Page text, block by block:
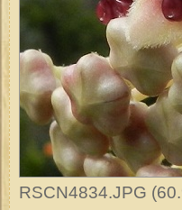
RSCN4834.JPG